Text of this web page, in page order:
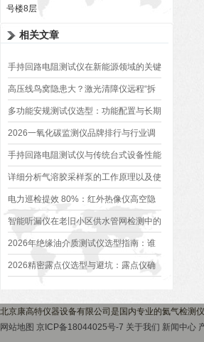
号楼8层
相关文章
手持回路电阻测试仪在新能源领域的关键
应用（光伏/风电）
高压线鸟窝隐患大？激光清障仪远程“拆
窝”，地面操作安全有保障
多功能安规测试仪选型：功能配置与长期
使用参考
2026一氧化碳监测仪品牌排行与行业调
研报告
手持回路电阻测试仪与传统台式设备性能
对比解析
详细分析气溶胶采样泵的工作原理以及使
用特点
电力巡检提效 80%：红外热像仪高空隐
患排查应用
智能听漏仪在老旧小区供水管网检测中的
应用实践
2026年绝缘油介质测试仪选型指南：谁
家的油介损测试仪性价比高？
2026精密露点仪选型与避坑：露点仪确
北京康高特仪器设备有限公司是国内专业的氦气检测
网站地图 京ICP备18044025号-7 关于我们 新闻中心